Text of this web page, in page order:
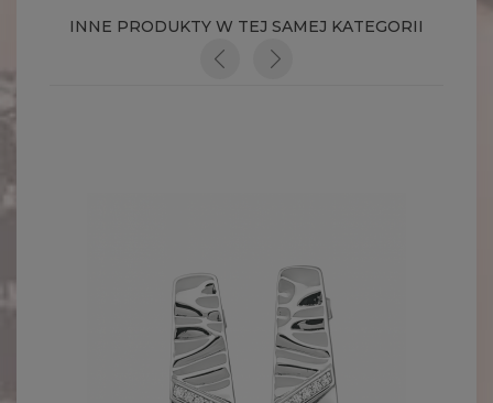
INNE PRODUKTY W TEJ SAMEJ KATEGORII